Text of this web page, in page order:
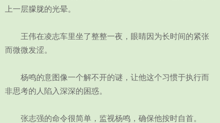
上一层朦胧的光晕。
王伟在凌志车里坐了整整一夜，眼睛因为长时间的紧张
而微微发涩。
杨鸣的意图像一个解不开的谜，让他这个习惯于执行而
非思考的人陷入深深的困惑。
张志强的命令很简单，监视杨鸣，确保他按时自首。